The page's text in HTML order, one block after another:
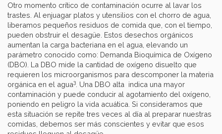
Otro momento crítico de contaminación ocurre al lavar los
trastes. Al enjuagar platos y utensilios con el chorro de agua,
liberamos pequeños residuos de comida que, con el tiempo,
pueden obstruir el desagüe. Estos desechos orgánicos
aumentan la carga bacteriana en el agua, elevando un
parámetro conocido como: Demanda Bioquímica de Oxígeno
(DBO). La DBO mide la cantidad de oxígeno disuelto que
requieren los microorganismos para descomponer la materia
orgánica en el agua3
. Una DBO alta indica una mayor
contaminación y puede conducir al agotamiento del oxígeno,
poniendo en peligro la vida acuática. Si consideramos que
esta situación se repite tres veces al día al preparar nuestras
comidas, debemos ser más conscientes y evitar que esos